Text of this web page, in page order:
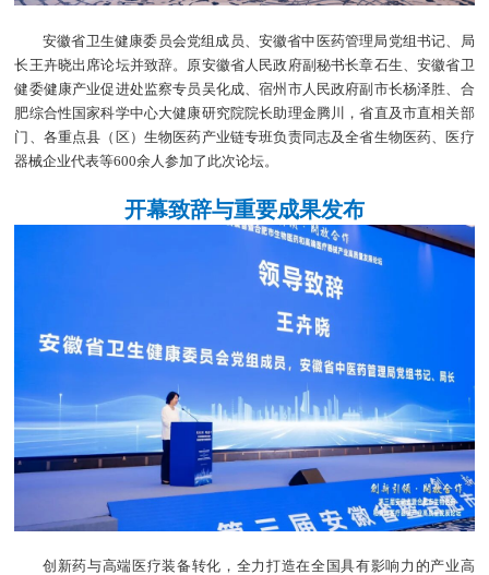
安徽省卫生健康委员会党组成员、安徽省中医药管理局党组书记、局
长王卉晓出席论坛并致辞。原安徽省人民政府副秘书长章石生、安徽省卫
健委健康产业促进处监察专员吴化成、宿州市人民政府副市长杨泽胜、合
肥综合性国家科学中心大健康研究院院长助理金腾川，省直及市直相关部
门、各重点县（区）生物医药产业链专班负责同志及全省生物医药、医疗
器械企业代表等600余人参加了此次论坛。
开幕致辞与重要成果发布
创新药与高端医疗装备转化，全力打造在全国具有影响力的产业高